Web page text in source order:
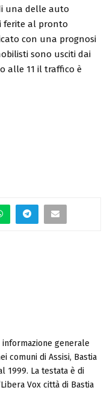
una delle auto
ferite al pronto
con una prognosi
sono usciti dai
alle 11 il traffico è
generale
comuni di Assisi, Bastia
1999. La testata è di
Vox città di Bastia